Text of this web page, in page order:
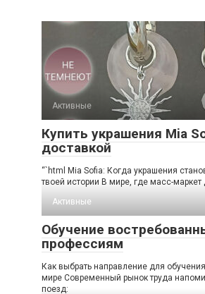
Активные
Купить украшения Mia
доставкой
“`html Mia Sofia: Когда украшения
твоей истории В мире, где масс-маркет
Активные
Обучение
профессиям
Как выбрать направление для
мире Современный рынок труда
поезд: